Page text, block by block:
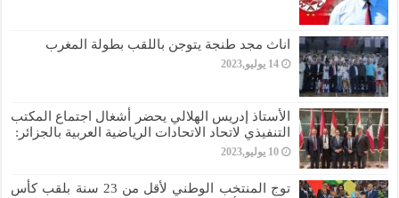
اناث مجد طنجة يتوجن باللقب بطولة المغرب
14 يوليو,2023
الأستاذ إدريس الهلالي يحضر أشغال اجتماع المكتب
التنفيذي لاتحاد الاتحادات الرياضية العربية بالجزائر:
10 يوليو,2023
توج المنتخب الوطني لأقل من 23 سنة بلقب كأس